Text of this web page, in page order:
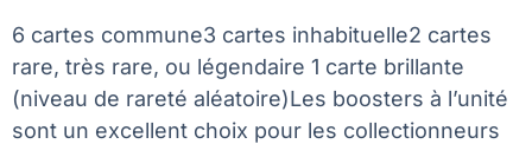
6 cartes commune3 cartes inhabituelle2 cartes
rare, très rare, ou légendaire 1 carte brillante
(niveau de rareté aléatoire)Les boosters à l’unité
sont un excellent choix pour les collectionneurs